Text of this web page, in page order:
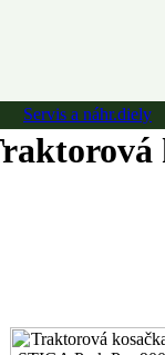
Servis a náhr.diely